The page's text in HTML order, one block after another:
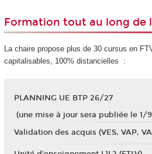
Formation tout au long de
La chaire propose plus de 30 cursus en
capitalisables, 100% distancielles :
PLANNING UE BTP 26/27
(une mise à jour sera publiée le 1/
Validation des acquis (VES, VAP,